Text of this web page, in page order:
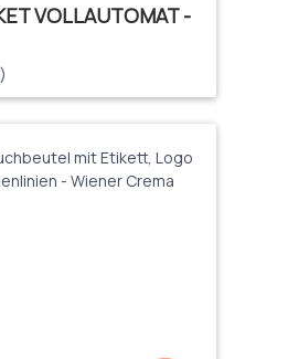
VOLLAUTOMAT -
Bewertung von 0 von 5 Sternen